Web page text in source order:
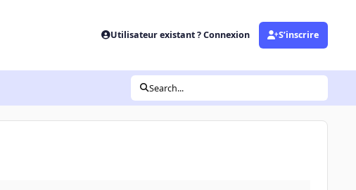
Utilisateur existant ? Connexion S’inscrire
Search...